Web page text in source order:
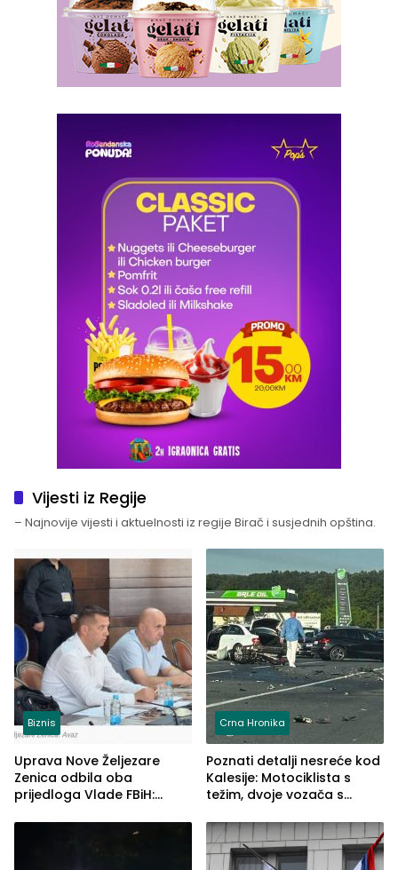
Vijesti iz Regije
– Najnovije vijesti i aktuelnosti iz regije Birač i susjednih opština.
Biznis
Uprava Nove Željezare
Zenica odbila oba
prijedloga Vlade FBiH:
rješenje
Crna Hronika
Poznati detalji nesreće kod
Kalesije: Motociklista s
težim, dvoje vozača s